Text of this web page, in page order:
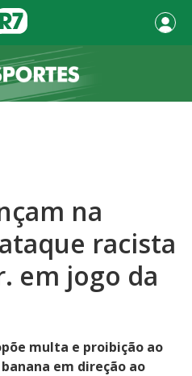
na
racista
em jogo da
multa e proibição ao
em direção ao